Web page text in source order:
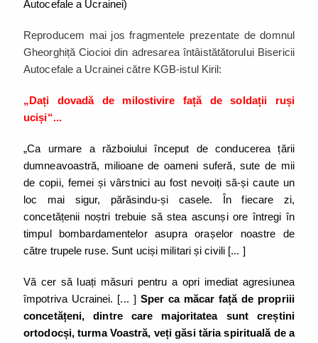
Autocefale a Ucrainei)
Reproducem mai jos fragmentele prezentate de domnul
Gheorghiță Ciocioi din adresarea întâistătătorului Bisericii
Autocefale a Ucrainei către KGB-istul Kiril:
„Dați dovadă de milostivire față de soldații ruși
uciși“...
„Ca urmare a războiului început de conducerea țării
dumneavoastră, milioane de oameni suferă, sute de mii
de copii, femei și vârstnici au fost nevoiți să-și caute un
loc mai sigur, părăsindu-și casele. În fiecare zi,
concetățenii noștri trebuie să stea ascunși ore întregi în
timpul bombardamentelor asupra orașelor noastre de
către trupele ruse. Sunt uciși militari și civili [... ]
Vă cer să luați măsuri pentru a opri imediat agresiunea
împotriva Ucrainei. [... ] Sper ca măcar față de propriii
concetățeni, dintre care majoritatea sunt creștini
ortodocși, turma Voastră, veți găsi tăria spirituală de a